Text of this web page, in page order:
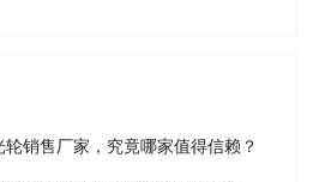
销售厂家，究竟哪家值得信赖？